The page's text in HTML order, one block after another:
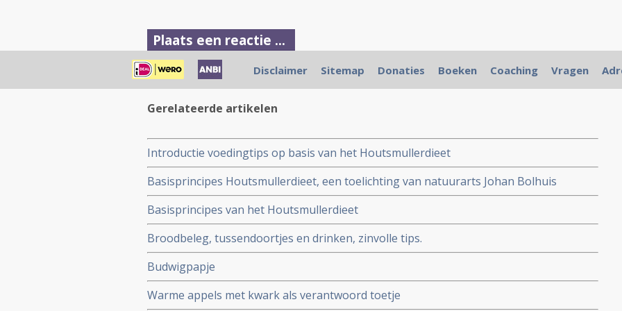
Plaats een reactie ...
Reageer op "Budwigpapje"
Gerelateerde artikelen
Introductie voedingtips op basis van het Houtsmullerdieet
Basisprincipes Houtsmullerdieet, een toelichting van natuurarts Johan Bolhuis
Basisprincipes van het Houtsmullerdieet
Broodbeleg, tussendoortjes en drinken, zinvolle tips.
Budwigpapje
Warme appels met kwark als verantwoord toetje
Disclaimer Sitemap Donaties Boeken Coaching Vragen